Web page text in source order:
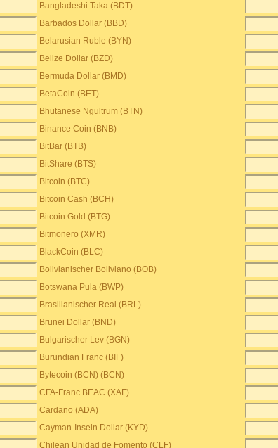
Bangladeshi Taka (BDT)
Barbados Dollar (BBD)
Belarusian Ruble (BYN)
Belize Dollar (BZD)
Bermuda Dollar (BMD)
BetaCoin (BET)
Bhutanese Ngultrum (BTN)
Binance Coin (BNB)
BitBar (BTB)
BitShare (BTS)
Bitcoin (BTC)
Bitcoin Cash (BCH)
Bitcoin Gold (BTG)
Bitmonero (XMR)
BlackCoin (BLC)
Bolivianischer Boliviano (BOB)
Botswana Pula (BWP)
Brasilianischer Real (BRL)
Brunei Dollar (BND)
Bulgarischer Lev (BGN)
Burundian Franc (BIF)
Bytecoin (BCN) (BCN)
CFA-Franc BEAC (XAF)
Cardano (ADA)
Cayman-Inseln Dollar (KYD)
Chilean Unidad de Fomento (CLF)